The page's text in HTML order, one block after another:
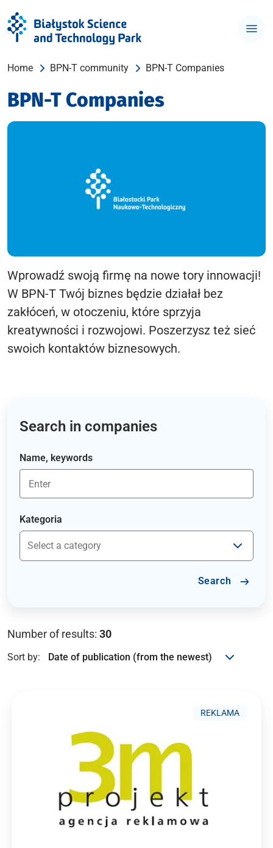
Home BPN-T community BPN-T Companies
BPN-T Companies
Wprowadź swoją firmę na nowe tory innowacji!
W BPN-T Twój biznes będzie działał bez
zakłóceń, w otoczeniu, które sprzyja
kreatywności i rozwojowi. Poszerzysz też sieć
swoich kontaktów biznesowych.
Search in companies
Name, keywords
Kategoria
Search
Number of results: 30
Sort by:
REKLAMA